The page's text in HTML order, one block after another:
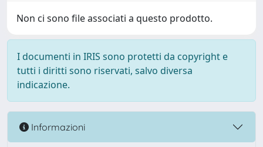
Non ci sono file associati a questo prodotto.
I documenti in IRIS sono protetti da copyright e
tutti i diritti sono riservati, salvo diversa
indicazione.
Informazioni